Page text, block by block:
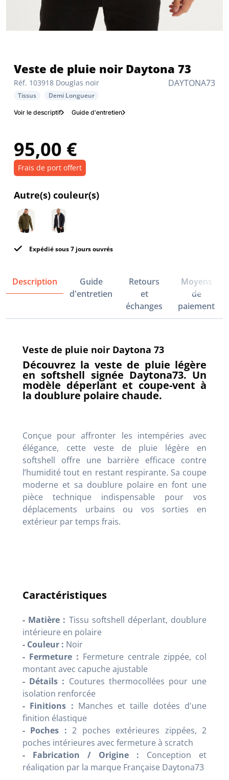
DAYTONA73
Réf. 103918 Douglas noir
Veste de pluie noir Daytona 73
Tissus Demi Longueur
Voir le descriptif Guide d'entretien
95,00 €
Frais de port offert
Autre(s) couleur(s)
Expédié sous 7 jours ouvrés
Description
Guide
d'entretien
Retours
et
échanges
Moyens
de
paiement
Veste de pluie noir Daytona 73
Découvrez la veste de pluie légère
en softshell signée Daytona73. Un
modèle déperlant et coupe-vent à
la doublure polaire chaude.
Conçue pour affronter les intempéries avec
élégance, cette veste de pluie légère en
softshell offre une barrière efficace contre
l’humidité tout en restant respirante. Sa coupe
moderne et sa doublure polaire en font une
pièce technique indispensable pour vos
déplacements urbains ou vos sorties en
extérieur par temps frais.
Caractéristiques
- Matière : Tissu softshell déperlant, doublure
intérieure en polaire
- Couleur : Noir
- Fermeture : Fermeture centrale zippée, col
montant avec capuche ajustable
- Détails : Coutures thermocollées pour une
isolation renforcée
- Finitions : Manches et taille dotées d'une
finition élastique
- Poches : 2 poches extérieures zippées, 2
poches intérieures avec fermeture à scratch
- Fabrication / Origine : Conception et
réaliqation par la marque Française Daytona73